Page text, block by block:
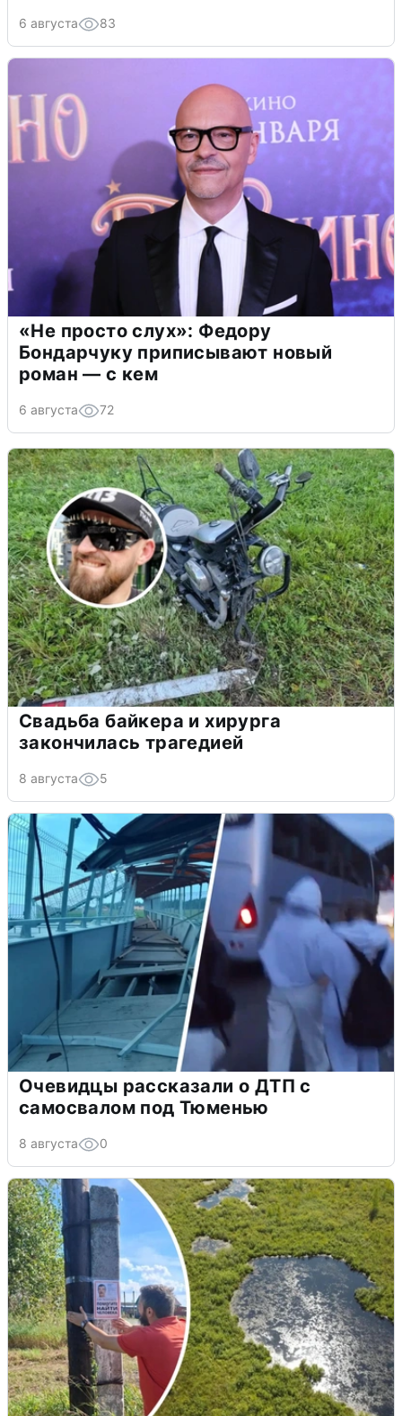
6 августа 83
«Не просто слух»: Федору
Бондарчуку приписывают новый
роман — с кем
6 августа 72
Свадьба байкера и хирурга
закончилась трагедией
8 августа 5
Очевидцы рассказали о ДТП с
самосвалом под Тюменью
8 августа 0